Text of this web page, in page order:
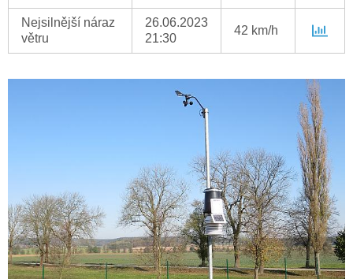
Nejsilnější náraz
větru
26.06.2023
21:30
42 km/h